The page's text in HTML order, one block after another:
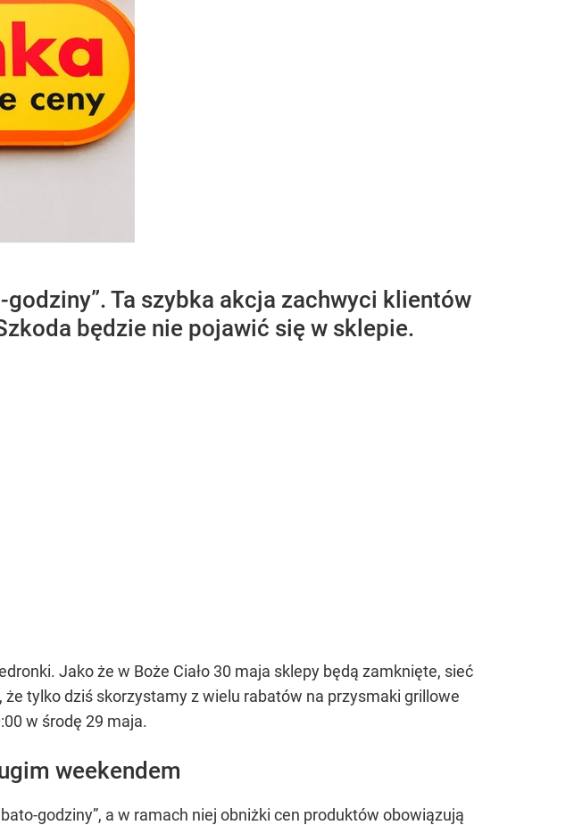
Ta szybka akcja zachwyci klientów
będzie nie pojawić się w sklepie.
Jako że w Boże Ciało 30 maja sklepy będą zamknięte, sieć
tylko dziś skorzystamy z wielu rabatów na przysmaki grillowe
w środę 29 maja.
weekendem
godziny”, a w ramach niej obniżki cen produktów obowiązują